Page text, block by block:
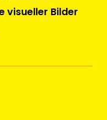
visueller Bilder